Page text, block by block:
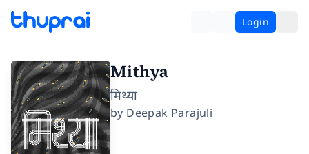
Login
Mithya
मिथ्या
by Deepak Parajuli